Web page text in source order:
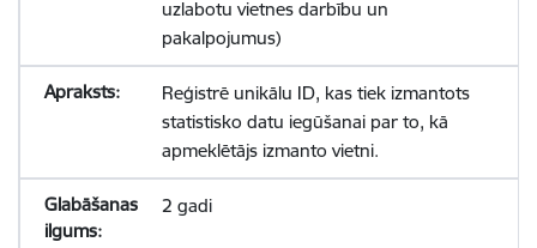
uzlabotu vietnes darbību un
pakalpojumus)
Reģistrē unikālu ID, kas tiek izmantots
statistisko datu iegūšanai par to, kā
apmeklētājs izmanto vietni.
2 gadi